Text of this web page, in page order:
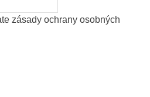
zásady ochrany osobných